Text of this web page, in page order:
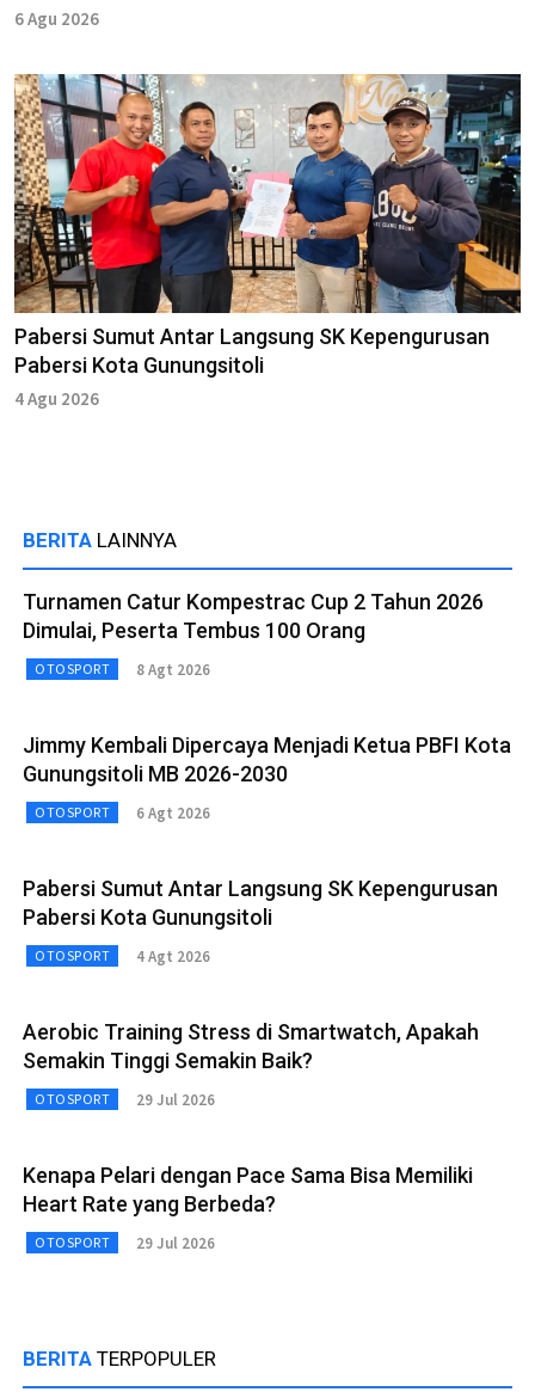
6 Agu 2026
Pabersi Sumut Antar Langsung SK Kepengurusan
Pabersi Kota Gunungsitoli
4 Agu 2026
BERITA LAINNYA
Turnamen Catur Kompestrac Cup 2 Tahun 2026
Dimulai, Peserta Tembus 100 Orang
OTOSPORT 8 Agt 2026
Jimmy Kembali Dipercaya Menjadi Ketua PBFI Kota
Gunungsitoli MB 2026-2030
OTOSPORT 6 Agt 2026
Pabersi Sumut Antar Langsung SK Kepengurusan
Pabersi Kota Gunungsitoli
OTOSPORT 4 Agt 2026
Aerobic Training Stress di Smartwatch, Apakah
Semakin Tinggi Semakin Baik?
OTOSPORT 29 Jul 2026
Kenapa Pelari dengan Pace Sama Bisa Memiliki
Heart Rate yang Berbeda?
OTOSPORT 29 Jul 2026
BERITA TERPOPULER